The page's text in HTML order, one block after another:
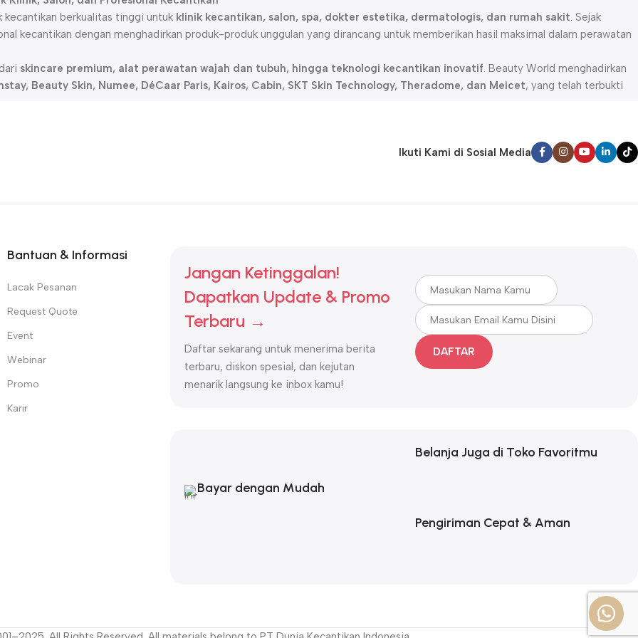
berkualitas tinggi untuk klinik kecantikan, salon, spa, dokter estetika, dermatologis, dan rumah sakit. Sejak
kecantikan dengan menghadirkan produk-produk unggulan yang dirancang untuk memberikan hasil maksimal dalam perawatan
skincare premium, alat perawatan wajah dan tubuh, hingga teknologi kecantikan inovatif. Beauty World menghadirkan
Beauty Skin, Numee, DéCaar Paris, Kairos, Cabin, SKT Skin Technology, Theradome, dan Meicet, yang telah terbukti
menawarkan
modern.
World selalu menghadirkan produk dengan
mendukung bisnis kecantikan Anda. Dengan Beauty World,kualitas, inovasi, dan kepercayaan menjadi prioritas utama.
kecantikan terpercaya untuk hasil optimal.
untuk berbagai kebutuhan kecantikan.
klinik kecantikan, dan salon di seluruh Indonesia.
perawatan kulit, wajah, dan tubuh.
Beauty World
Ikuti Kami di Sosial Media
Bantuan & Informasi
Lacak Pesanan
Request Quote
Event
Webinar
Promo
Karir
Jangan Ketinggalan!
Dapatkan Update & Promo
Terbaru →
Daftar sekarang untuk menerima berita
terbaru, diskon spesial, dan kejutan
menarik langsung ke inbox kamu!
DAFTAR
Bayar dengan Mudah
Belanja Juga di Toko Favoritmu
Pengiriman Cepat & Aman